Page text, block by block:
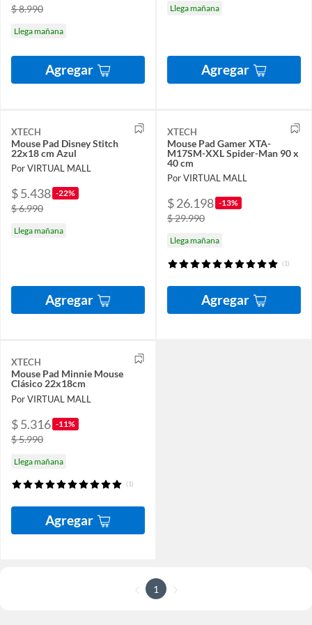
$ 8.990
Llega mañana
Agregar
Llega mañana
Agregar
XTECH
Mouse Pad Disney Stitch
22x18 cm Azul
Por VIRTUAL MALL
$ 5.438 -22%
$ 6.990
Llega mañana
Agregar
XTECH
Mouse Pad Gamer XTA-
M17SM-XXL Spider-Man 90 x
40 cm
Por VIRTUAL MALL
$ 26.198 -13%
$ 29.990
Llega mañana
(1)
Agregar
XTECH
Mouse Pad Minnie Mouse
Clásico 22x18cm
Por VIRTUAL MALL
$ 5.316 -11%
$ 5.990
Llega mañana
(1)
Agregar
1